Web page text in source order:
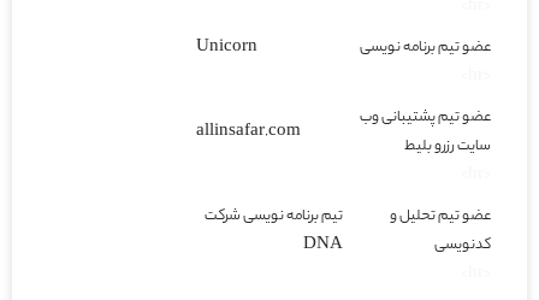
عضو تیم برنامه نویسی
Unicorn
عضو تیم پشتیبانی وب
سایت رزرو بلیط
allinsafar.com
عضو تیم تحلیل و
کدنویسی
تیم برنامه نویسی شرکت
DNA